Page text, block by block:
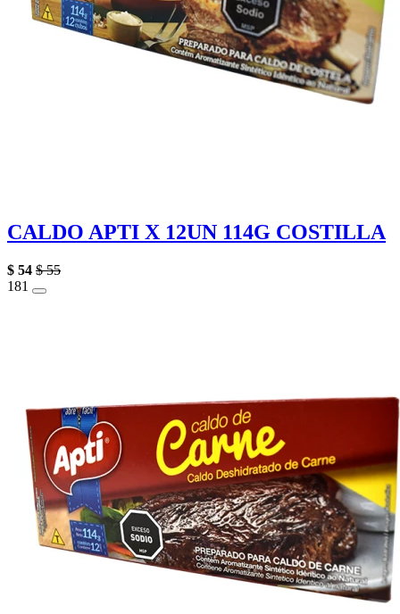
CALDO APTI X 12UN 114G COSTILLA
$ 54 $ 55
181